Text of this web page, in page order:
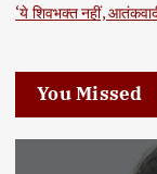
‘ये शिवभक्त नहीं,
You Missed